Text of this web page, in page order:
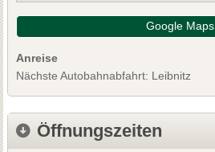
Google Maps
Anreise
Nächste Autobahnabfahrt: Leibnitz
Öffnungszeiten